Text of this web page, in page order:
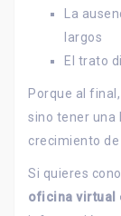
La
largos
El trato
Porque al
sino tener una
crecimiento
Si quieres
oficina virtual